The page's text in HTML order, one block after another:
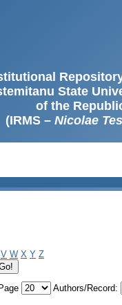
State
of the
(IRMS – Nicolae
V W X Y Z
Authors/Record: